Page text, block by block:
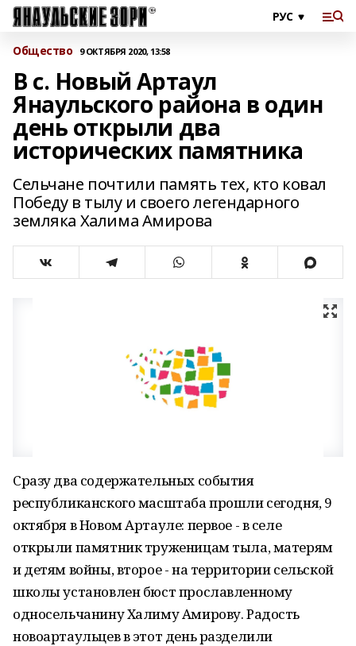
Общество 9 ОКТЯБРЯ 2020, 13:58
В с. Новый Артаул
Янаульского района в один
день открыли два
исторических памятника
Сельчане почтили память тех, кто ковал
Победу в тылу и своего легендарного
земляка Халима Амирова
Сразу два содержательных события
республиканского масштаба прошли сегодня, 9
октября в Новом Артауле: первое - в селе
открыли памятник труженицам тыла, матерям
и детям войны, второе - на территории сельской
школы установлен бюст прославленному
односельчанину Халиму Амирову. Радость
новоартаульцев в этот день разделили